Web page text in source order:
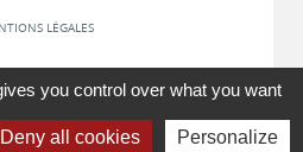
LÉGALES
LIENS
CONTACT
you control over what you want
Deny all cookies Personalize